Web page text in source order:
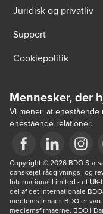
Juridisk og privatliv
Support
Cookiepolitik
Mennesker, der
Vi mener, at
enestående relationer.
Opens in a new window/
Opens in a new
Opens in
Copyright © 2026 BDO
danskejet rådgivnings- og
International Limited - et
del af det internationale
medlemsfirmaer. BDO er
medlemsfirmaerne. BDO i